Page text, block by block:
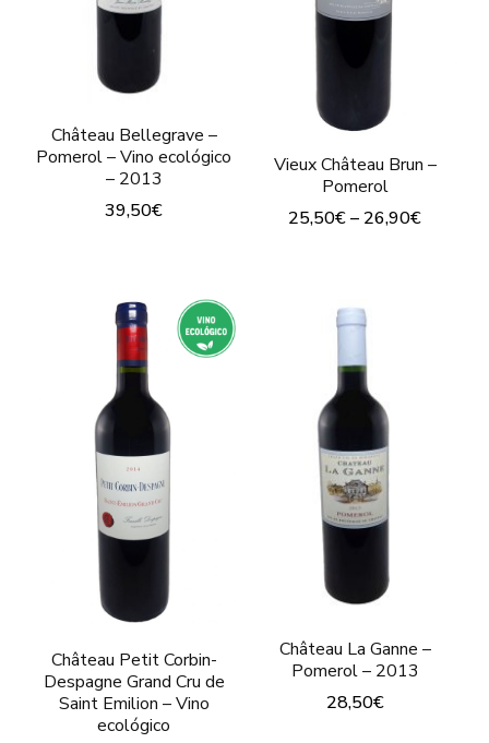
Château Bellegrave –
Pomerol – Vino ecológico
– 2013
39,50€
Vieux Château Brun –
Pomerol
25,50€– 26,90€
tiene
múltiples
variantes.
Las
opciones
se
pueden
en
página
de
Château Petit Corbin-
Despagne Grand Cru de
Saint Emilion – Vino
ecológico
Château La Ganne –
Pomerol – 2013
28,50€